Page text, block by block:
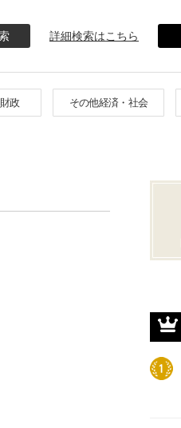
詳細検索はこちら
財政 その他経済・社会